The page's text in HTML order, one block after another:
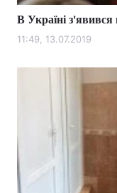
В Україні
11:49, 13.07.2019